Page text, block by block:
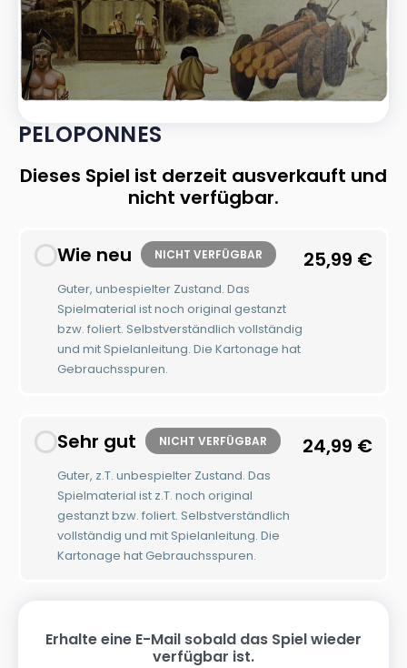
PELOPONNES
Dieses Spiel ist derzeit ausverkauft und
nicht verfügbar.
Wie neu NICHT VERFÜGBAR
Guter, unbespielter Zustand. Das
Spielmaterial ist noch original gestanzt
bzw. foliert. Selbstverständlich vollständig
und mit Spielanleitung. Die Kartonage hat
Gebrauchsspuren.
25,99 €
Sehr gut NICHT VERFÜGBAR
Guter, z.T. unbespielter Zustand. Das
Spielmaterial ist z.T. noch original
gestanzt bzw. foliert. Selbstverständlich
vollständig und mit Spielanleitung. Die
Kartonage hat Gebrauchsspuren.
24,99 €
Erhalte eine E-Mail sobald das Spiel wieder
verfügbar ist.